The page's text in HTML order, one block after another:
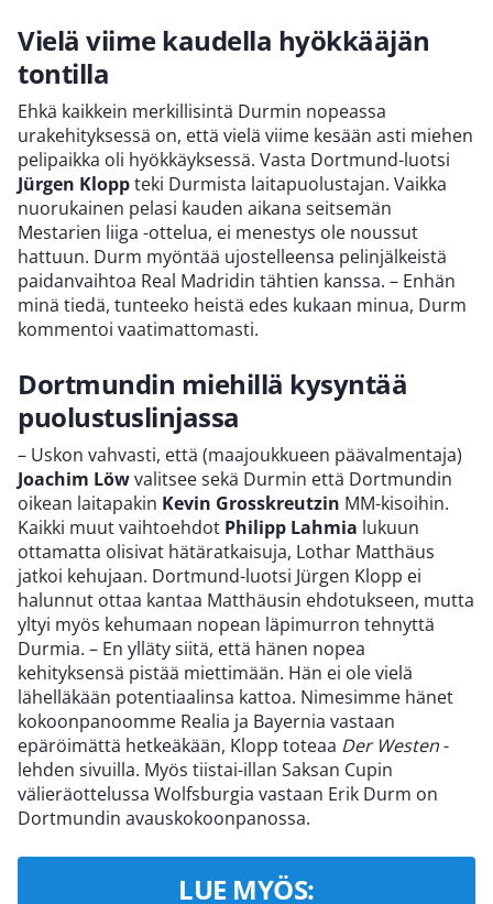
Vielä viime kaudella hyökkääjän
tontilla
Ehkä kaikkein merkillisintä Durmin nopeassa
urakehityksessä on, että vielä viime kesään asti miehen
pelipaikka oli hyökkäyksessä. Vasta Dortmund-luotsi
Jürgen Kloppteki Durmista laitapuolustajan. Vaikka
nuorukainen pelasi kauden aikana seitsemän
Mestarien liiga -ottelua, ei menestys ole noussut
hattuun. Durm myöntää ujostelleensa pelinjälkeistä
paidanvaihtoa Real Madridin tähtien kanssa. – Enhän
minä tiedä, tunteeko heistä edes kukaan minua, Durm
kommentoi vaatimattomasti.
Dortmundin miehillä kysyntää
puolustuslinjassa
– Uskon vahvasti, että (maajoukkueen päävalmentaja)
Joachim Löwvalitsee sekä Durmin että Dortmundin
oikean laitapakin Kevin Grosskreutzin MM-kisoihin.
Kaikki muut vaihtoehdot Philipp Lahmia lukuun
ottamatta olisivat hätäratkaisuja, Lothar Matthäus
jatkoi kehujaan. Dortmund-luotsi Jürgen Klopp ei
halunnut ottaa kantaa Matthäusin ehdotukseen, mutta
yltyi myös kehumaan nopean läpimurron tehnyttä
Durmia. – En ylläty siitä, että hänen nopea
kehityksensä pistää miettimään. Hän ei ole vielä
lähelläkään potentiaalinsa kattoa. Nimesimme hänet
kokoonpanoomme Realia ja Bayernia vastaan
epäröimättä hetkeäkään, Klopp toteaa Der Westen-
lehden sivuilla. Myös tiistai-illan Saksan Cupin
välieräottelussa Wolfsburgia vastaan Erik Durm on
Dortmundin avauskokoonpanossa.
LUE MYÖS: